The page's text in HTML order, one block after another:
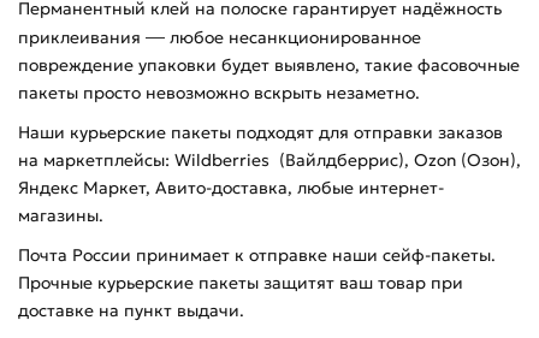
Перманентный клей на полоске гарантирует надёжность
приклеивания — любое несанкционированное
повреждение упаковки будет выявлено, такие фасовочные
пакеты просто невозможно вскрыть незаметно.
Наши курьерские пакеты подходят для отправки заказов
на маркетплейсы: Wildberries (Вайлдберрис), Ozon (Озон),
Яндекс Маркет, Авито-доставка, любые интернет-
магазины.
Почта России принимает к отправке наши сейф-пакеты.
Прочные курьерские пакеты защитят ваш товар при
доставке на пункт выдачи.